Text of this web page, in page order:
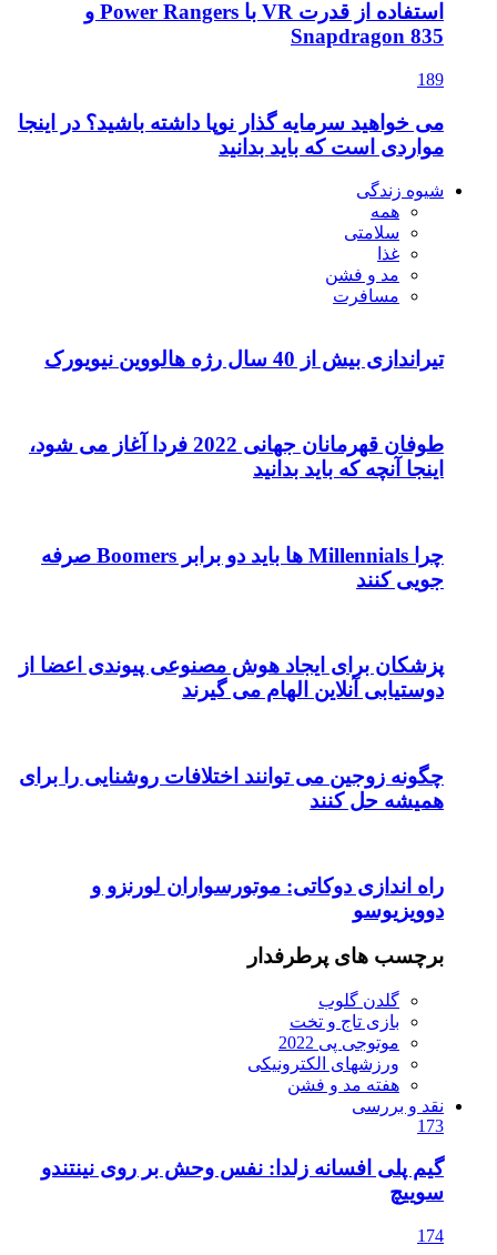
استفاده از قدرت VR با Power Rangers و
Snapdragon 835
189
می خواهید سرمایه گذار نوپا داشته باشید؟ در اینجا
مواردی است که باید بدانید
شیوه زندگی
همه
سلامتی
غذا
مد و فشن
مسافرت
تیراندازی بیش از 40 سال رژه هالووین نیویورک
طوفان قهرمانان جهانی 2022 فردا آغاز می شود،
اینجا آنچه که باید بدانید
چرا Millennials ها باید دو برابر Boomers صرفه
جویی کنند
پزشکان برای ایجاد هوش مصنوعی پیوندی اعضا از
دوستیابی آنلاین الهام می گیرند
چگونه زوجین می توانند اختلافات روشنایی را برای
همیشه حل کنند
راه اندازی دوکاتی: موتورسواران لورنزو و
دوویزیوسو
برچسب های پرطرفدار
گلدن گلوب
بازی تاج و تخت
موتوجی پی 2022
ورزشهای الکترونیکی
هفته مد و فشن
نقد و بررسی
173
گیم پلی افسانه زلدا: نفس وحش بر روی نینتندو
سوییچ
174